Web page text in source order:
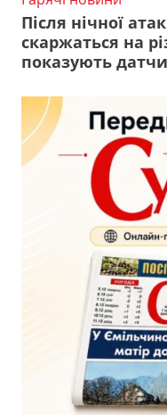
Після нічної
скаржаться на
показують